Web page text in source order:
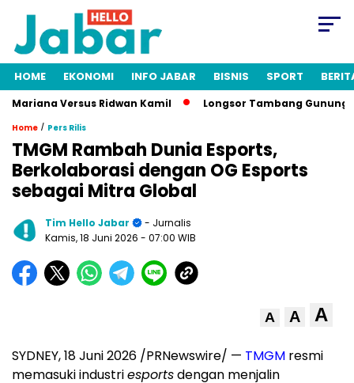
HOME EKONOMI INFO JABAR BISNIS SPORT
Versus Ridwan Kamil Longsor Tambang Gunung
Home / Pers Rilis
TMGM Rambah Dunia Esports,
Berkolaborasi dengan OG Esports
sebagai Mitra Global
Tim Hello Jabar
- Jurnalis
Kamis, 18 Juni 2026 - 07:00 WIB
A A A
SYDNEY, 18 Juni 2026 /PRNewswire/ — TMGM resmi
memasuki industriesportsdengan menjalin